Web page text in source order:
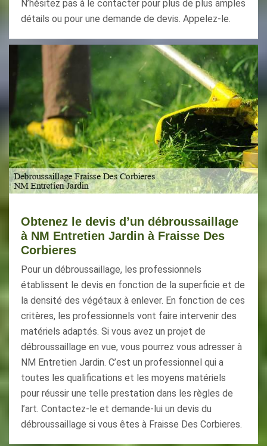
N’hésitez pas à le contacter pour plus de plus amples
détails ou pour une demande de devis. Appelez-le.
Obtenez le devis d’un débroussaillage
à NM Entretien Jardin à Fraisse Des
Corbieres
Pour un débroussaillage, les professionnels
établissent le devis en fonction de la superficie et de
la densité des végétaux à enlever. En fonction de ces
critères, les professionnels vont faire intervenir des
matériels adaptés. Si vous avez un projet de
débroussaillage en vue, vous pourrez vous adresser à
NM Entretien Jardin. C’est un professionnel qui a
toutes les qualifications et les moyens matériels
pour réussir une telle prestation dans les règles de
l’art. Contactez-le et demande-lui un devis du
débroussaillage si vous êtes à Fraisse Des Corbieres.